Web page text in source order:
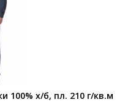
х/б, пл. 210 г/кв.м